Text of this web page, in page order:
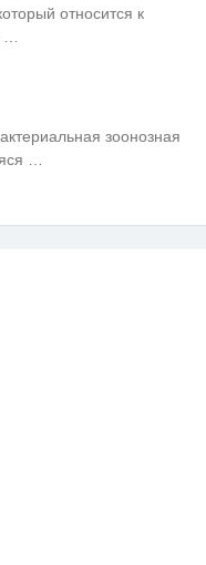
относится к
зоонозная